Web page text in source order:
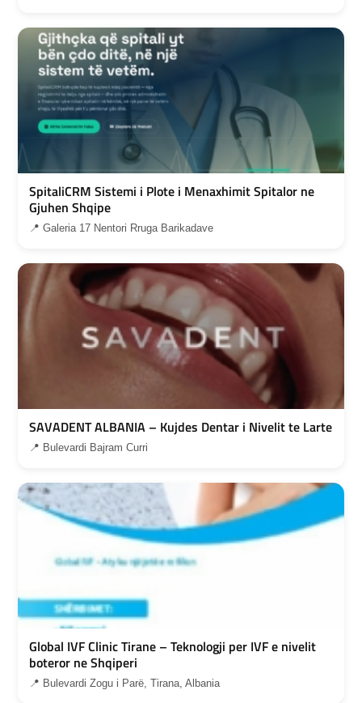
SpitaliCRM Sistemi i Plote i Menaxhimit Spitalor ne
Gjuhen Shqipe
📍 Galeria 17 Nentori Rruga Barikadave
SAVADENT ALBANIA – Kujdes Dentar i Nivelit te Larte
📍 Bulevardi Bajram Curri
Global IVF Clinic Tirane – Teknologji per IVF e nivelit
boteror ne Shqiperi
📍 Bulevardi Zogu i Parë, Tirana, Albania